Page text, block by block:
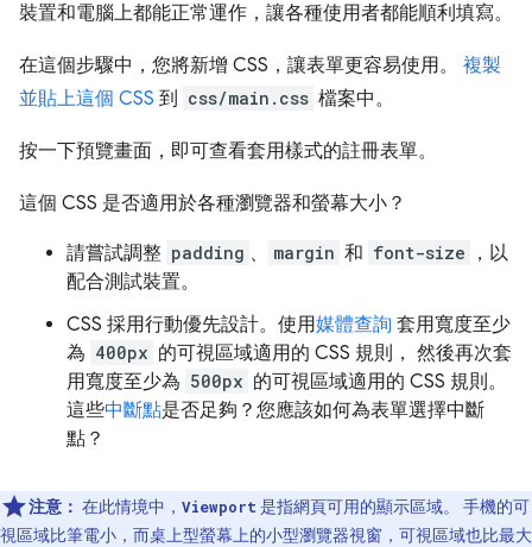
裝置和電腦上都能正常運作，讓各種使用者都能順利填寫。
在這個步驟中，您將新增 CSS，讓表單更容易使用。 複製
並貼上這個 CSS 到 css/main.css 檔案中。
按一下預覽畫面，即可查看套用樣式的註冊表單。
這個 CSS 是否適用於各種瀏覽器和螢幕大小？
請嘗試調整 padding 、 margin 和 font-size
，以
配合測試裝置。
CSS 採用行動優先設計。使用媒體查詢 套用寬度至少
為 400px 的可視區域適用的 CSS 規則， 然後再次套
用寬度至少為 500px 的可視區域適用的 CSS 規則。
這些中斷點是否足夠？您應該如何為表單選擇中斷
點？
注意： 在此情境中， Viewport 是指網頁可用的顯示區域。 手機的可
視區域比筆電小，而桌上型螢幕上的小型瀏覽器視窗，可視區域也比最大